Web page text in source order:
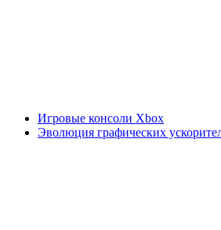
Игровые консоли Xbox
Эволюция графических